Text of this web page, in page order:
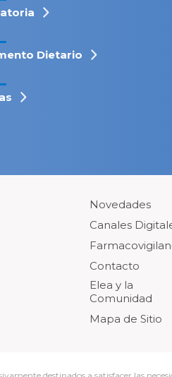
Dietario
Novedades
Canales
Contacto
Elea y la
Comunidad
Mapa de Sitio